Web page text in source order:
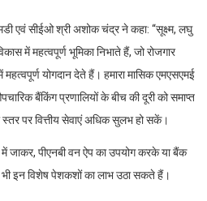
एवं सीईओ श्री अशोक चंद्र ने कहा: “सूक्ष्म, लघु
में महत्वपूर्ण भूमिका निभाते हैं, जो रोजगार
योगदान देते हैं। हमारा मासिक एमएसएमई
बैंकिंग प्रणालियों के बीच की दूरी को समाप्त
पर वित्तीय सेवाएं अधिक सुलभ हो सकें।
जाकर, पीएनबी वन ऐप का उपयोग करके या बैंक
भी इन विशेष पेशकशों का लाभ उठा सकते हैं।